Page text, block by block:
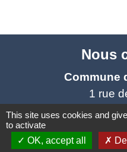
Nous
Commune
1 rue
81700
Contact
This site uses cookies and
to activate
OK, accept all